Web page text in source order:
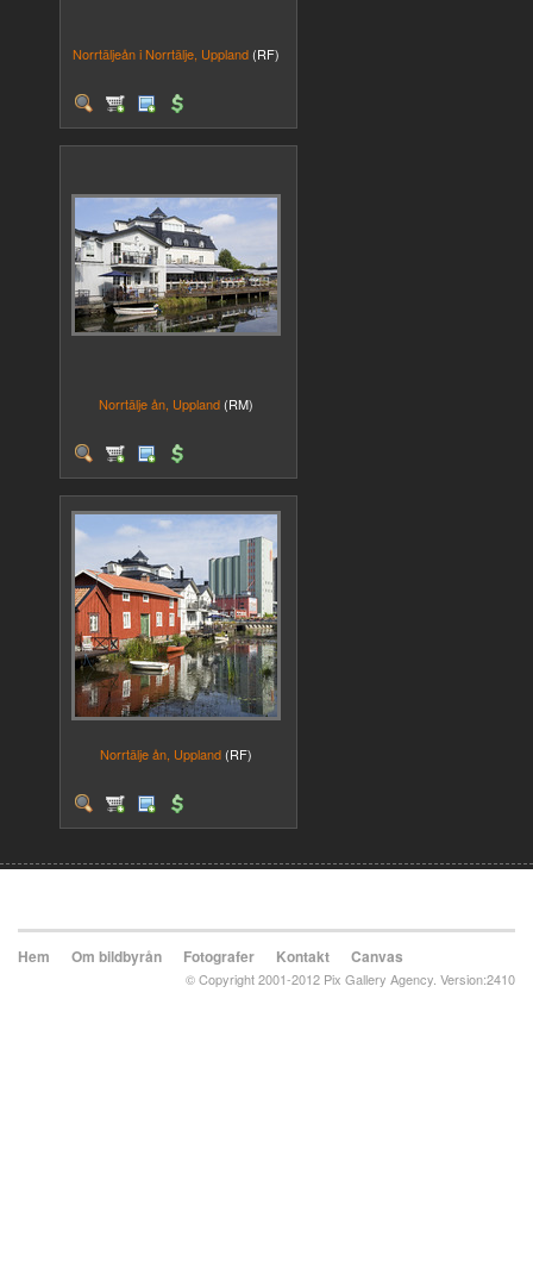
Norrtäljeån i Norrtälje, Uppland (RF)
Norrtälje ån, Uppland (RM)
Norrtälje ån, Uppland (RF)
Hem Om bildbyrån Fotografer Kontakt Canvas
© Copyright 2001-2012 Pix Gallery Agency. Version:2410